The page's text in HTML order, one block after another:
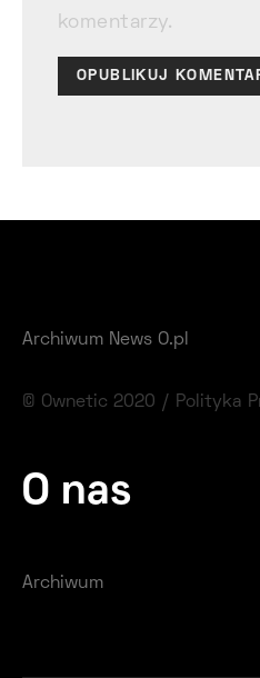
komentarzy.
Archiwum News O.pl
© Ownetic 2020 / Polityka
O nas
Archiwum